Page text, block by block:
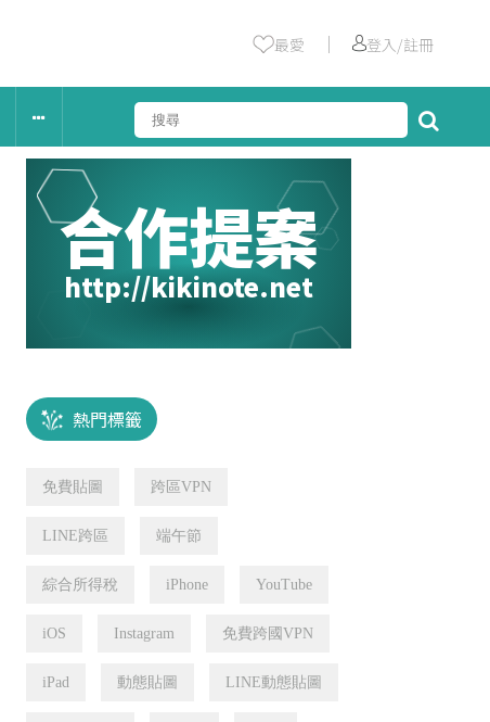
最愛 ｜ 登入/註冊
合作提案
http://kikinote.net
熱門標籤
免費貼圖 跨區VPN
LINE跨區 端午節
綜合所得稅 iPhone YouTube
iOS Instagram 免費跨國VPN
iPad 動態貼圖 LINE動態貼圖